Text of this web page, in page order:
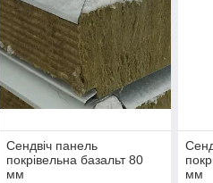
Сендвіч панель
покрівельна базальт 80
мм
мм